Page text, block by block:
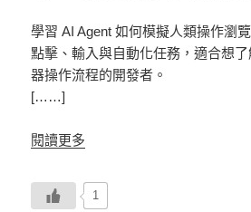
學習 AI Agent 如何模擬人類操作瀏
點擊、輸入與自動化任務，適合想
器操作流程的開發者。
[……]
閱讀更多
1